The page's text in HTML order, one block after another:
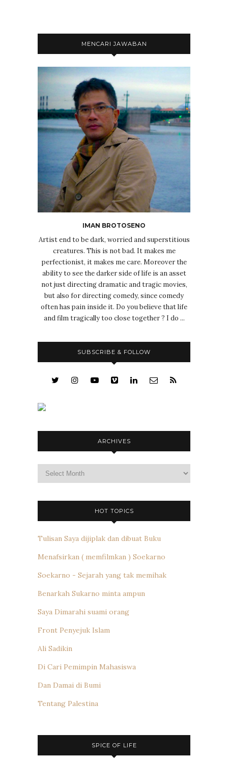
MENCARI JAWABAN
IMAN BROTOSENO
Artist end to be dark, worried and superstitious
creatures. This is not bad. It makes me
perfectionist, it makes me care. Moreover the
ability to see the darker side of life is an asset
not just directing dramatic and tragic movies,
but also for directing comedy, since comedy
often has pain inside it. Do you believe that life
and film tragically too close together ? I do ...
SUBSCRIBE & FOLLOW
ARCHIVES
HOT TOPICS
Tulisan Saya dijiplak dan dibuat Buku
Menafsirkan ( memfilmkan ) Soekarno
Soekarno - Sejarah yang tak memihak
Benarkah Sukarno minta ampun
Saya Dimarahi suami orang
Front Penyejuk Islam
Ali Sadikin
Di Cari Pemimpin Mahasiswa
Dan Damai di Bumi
Tentang Palestina
SPICE OF LIFE